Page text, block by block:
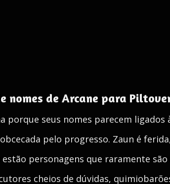
nomes de Arcane para
porque seus nomes parecem
pelo progresso. Zaun é
estão personagens que raramente
cheios de dúvidas,